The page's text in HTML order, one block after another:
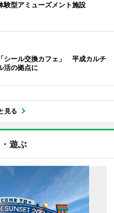
験型アミューズメント施設
シール交換カフェ」 平成カルチ
活の拠点に
見る
遊ぶ